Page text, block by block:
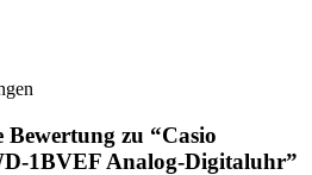
Bewertung zu “Casio
1BVEF Analog-Digitaluhr”